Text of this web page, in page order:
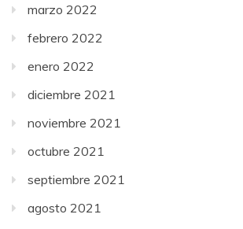
marzo 2022
febrero 2022
enero 2022
diciembre 2021
noviembre 2021
octubre 2021
septiembre 2021
agosto 2021